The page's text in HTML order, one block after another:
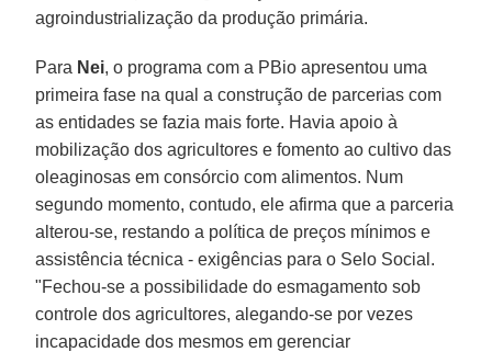
agroindustrialização da produção primária.
Para Nei, o programa com a PBio apresentou uma
primeira fase na qual a construção de parcerias com
as entidades se fazia mais forte. Havia apoio à
mobilização dos agricultores e fomento ao cultivo das
oleaginosas em consórcio com alimentos. Num
segundo momento, contudo, ele afirma que a parceria
alterou-se, restando a política de preços mínimos e
assistência técnica - exigências para o Selo Social.
"Fechou-se a possibilidade do esmagamento sob
controle dos agricultores, alegando-se por vezes
incapacidade dos mesmos em gerenciar